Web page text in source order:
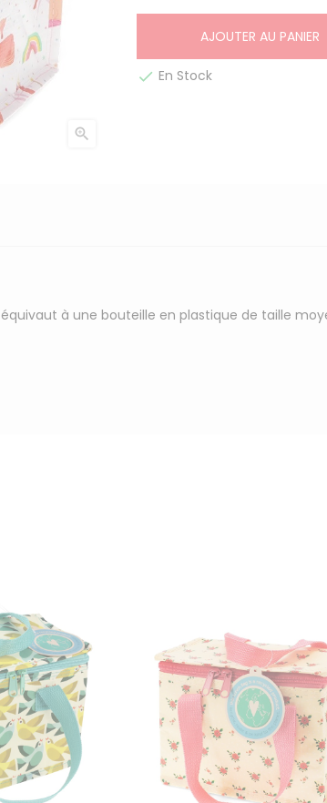

AJOUTER AU PANIER
 En Stock
à une bouteille en plastique de taille